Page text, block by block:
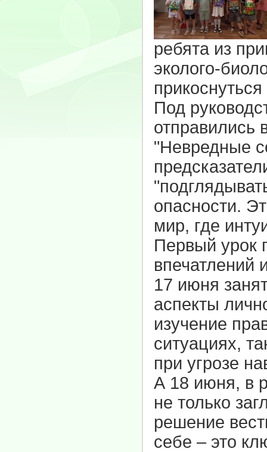
ребята из
эколого-
Под
отправились
"Невредные
опасности.
мир, где
Первый урок
впечатлений
17 июня
аспекты
изучение
ситуациях,
при угрозе
А 18 июня, в
не только
решение
себе – это